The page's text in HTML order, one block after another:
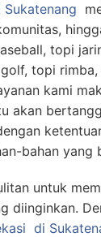
Sukatenang
topi
topi
kami
akan
bahan yang
untuk
diinginkan.
di